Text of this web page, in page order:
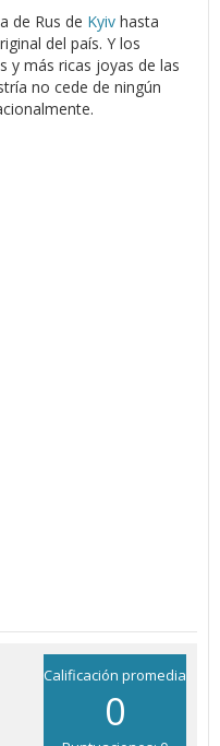
de Rus de Kyiv hasta
del país. Y los
y más ricas joyas de las
no cede de ningún
Calificación promedia
0